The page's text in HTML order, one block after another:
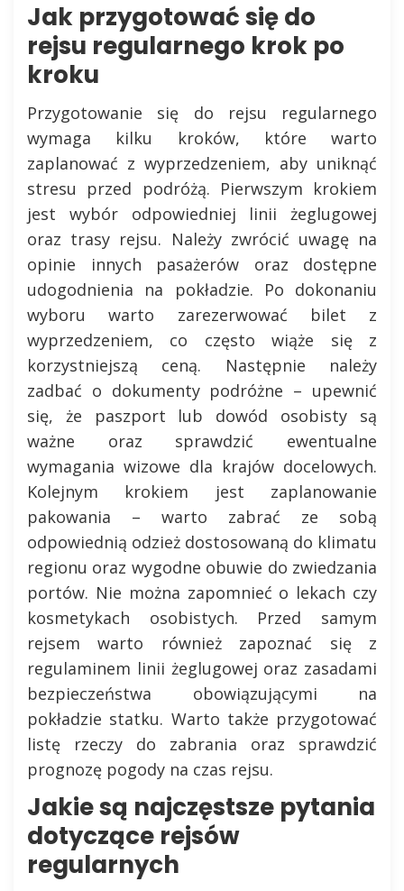
Jak przygotować się do
rejsu regularnego krok po
kroku
Przygotowanie się do rejsu regularnego
wymaga kilku kroków, które warto
zaplanować z wyprzedzeniem, aby uniknąć
stresu przed podróżą. Pierwszym krokiem
jest wybór odpowiedniej linii żeglugowej
oraz trasy rejsu. Należy zwrócić uwagę na
opinie innych pasażerów oraz dostępne
udogodnienia na pokładzie. Po dokonaniu
wyboru warto zarezerwować bilet z
wyprzedzeniem, co często wiąże się z
korzystniejszą ceną. Następnie należy
zadbać o dokumenty podróżne – upewnić
się, że paszport lub dowód osobisty są
ważne oraz sprawdzić ewentualne
wymagania wizowe dla krajów docelowych.
Kolejnym krokiem jest zaplanowanie
pakowania – warto zabrać ze sobą
odpowiednią odzież dostosowaną do klimatu
regionu oraz wygodne obuwie do zwiedzania
portów. Nie można zapomnieć o lekach czy
kosmetykach osobistych. Przed samym
rejsem warto również zapoznać się z
regulaminem linii żeglugowej oraz zasadami
bezpieczeństwa obowiązującymi na
pokładzie statku. Warto także przygotować
listę rzeczy do zabrania oraz sprawdzić
prognozę pogody na czas rejsu.
Jakie są najczęstsze pytania
dotyczące rejsów
regularnych